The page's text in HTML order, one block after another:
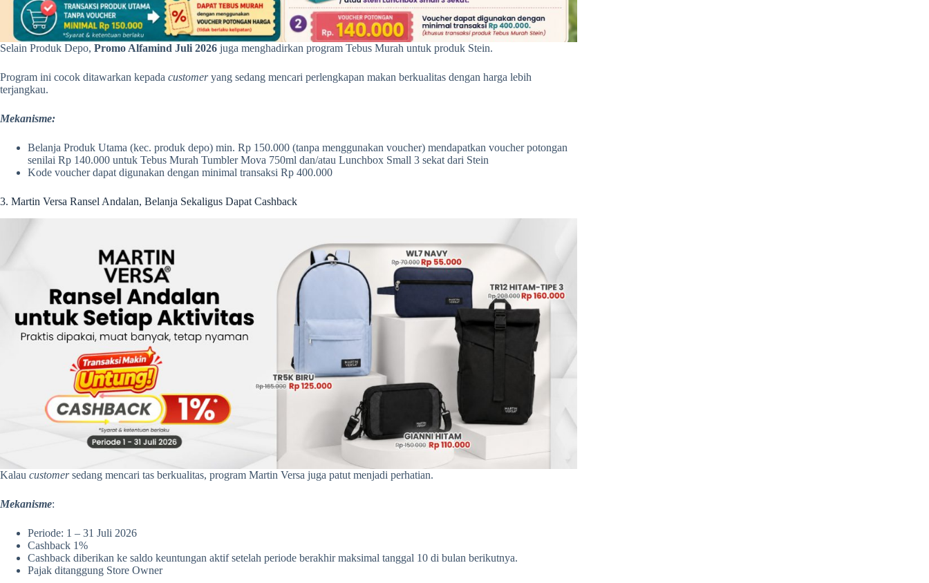
Selain Produk Depo, Promo Alfamind Juli 2026 juga menghadirkan program Tebus Murah untuk produk Stein.
Program ini cocok ditawarkan kepada customeryang sedang mencari perlengkapan makan berkualitas dengan harga lebih
terjangkau.
Mekanisme:
Belanja Produk Utama (kec. produk depo) min. Rp 150.000 (tanpa menggunakan voucher) mendapatkan voucher potongan
senilai Rp 140.000 untuk Tebus Murah Tumbler Mova 750ml dan/atau Lunchbox Small 3 sekat dari Stein
Kode voucher dapat digunakan dengan minimal transaksi Rp 400.000
3. Martin Versa Ransel Andalan, Belanja Sekaligus Dapat Cashback
Kalau customersedang mencari tas berkualitas, program Martin Versa juga patut menjadi perhatian.
Mekanisme:
Periode: 1 – 31 Juli 2026
Cashback 1%
Cashback diberikan ke saldo keuntungan aktif setelah periode berakhir maksimal tanggal 10 di bulan berikutnya.
Pajak ditanggung Store Owner